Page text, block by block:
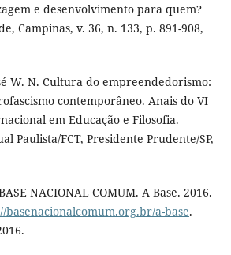
e desenvolvimento para quem?
Campinas, v. 36, n. 133, p. 891-908,
W. N. Cultura do empreendedorismo:
contemporâneo. Anais do VI
em Educação e Filosofia.
Paulista/FCT, Presidente Prudente/SP,
NACIONAL COMUM. A Base. 2016.
basenacionalcomum.org.br/a-base.